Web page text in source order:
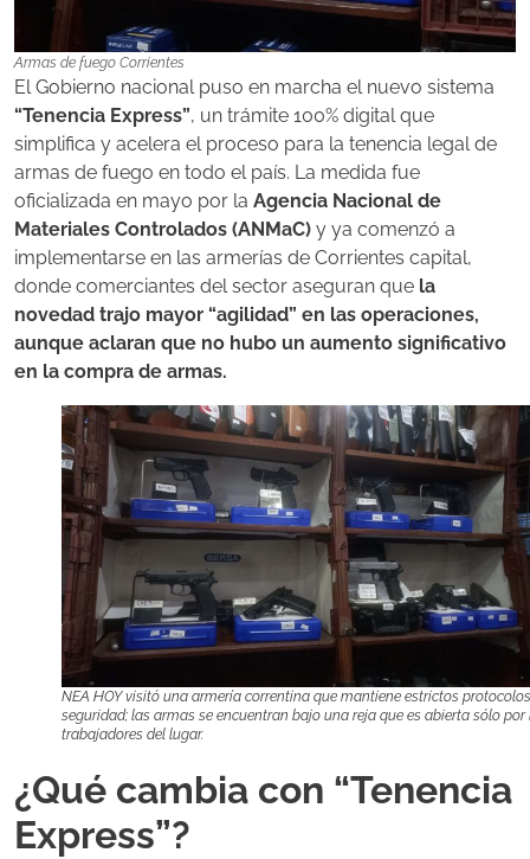
Armas de fuego Corrientes
El Gobierno nacional puso en marcha el nuevo sistema
“Tenencia Express”, un trámite 100% digital que
simplifica y acelera el proceso para la tenencia legal de
armas de fuego en todo el país. La medida fue
oficializada en mayo por la Agencia Nacional de
Materiales Controlados (ANMaC) y ya comenzó a
implementarse en las armerías de Corrientes capital,
donde comerciantes del sector aseguran que la
novedad trajo mayor “agilidad” en las operaciones,
aunque aclaran que no hubo un aumento significativo
en la compra de armas.
NEA HOY visitó una armería correntina que mantiene estrictos
seguridad; las armas se encuentran bajo una reja que es abierta sólo por
trabajadores del lugar.
¿Qué cambia con “Tenencia
Express”?